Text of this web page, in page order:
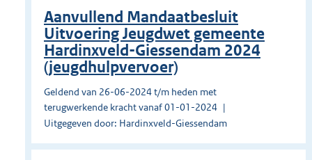
Aanvullend Mandaatbesluit
Uitvoering Jeugdwet gemeente
Hardinxveld-Giessendam 2024
(jeugdhulpvervoer)
Geldend van 26-06-2024 t/m heden met
terugwerkende kracht vanaf 01-01-2024
Uitgegeven door: Hardinxveld-Giessendam